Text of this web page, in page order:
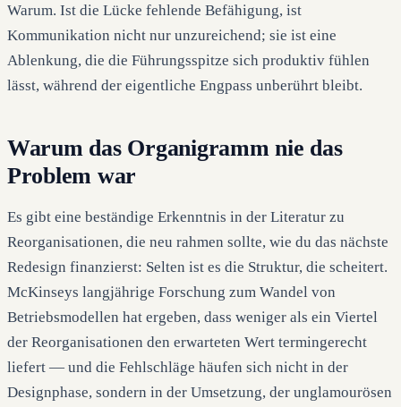
Warum. Ist die Lücke fehlende Befähigung, ist
Kommunikation nicht nur unzureichend; sie ist eine
Ablenkung, die die Führungsspitze sich produktiv fühlen
lässt, während der eigentliche Engpass unberührt bleibt.
Warum das Organigramm nie das
Problem war
Es gibt eine beständige Erkenntnis in der Literatur zu
Reorganisationen, die neu rahmen sollte, wie du das nächste
Redesign finanzierst: Selten ist es die Struktur, die scheitert.
McKinseys langjährige Forschung zum Wandel von
Betriebsmodellen hat ergeben, dass weniger als ein Viertel
der Reorganisationen den erwarteten Wert termingerecht
liefert — und die Fehlschläge häufen sich nicht in der
Designphase, sondern in der Umsetzung, der unglamourösen